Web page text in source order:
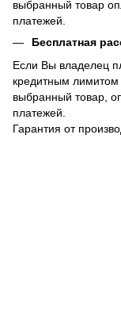
выбранный товар
платежей.
Бесплатная
Если Вы владелец
кредитным лимитом
выбранный товар,
платежей.
Гарантия от